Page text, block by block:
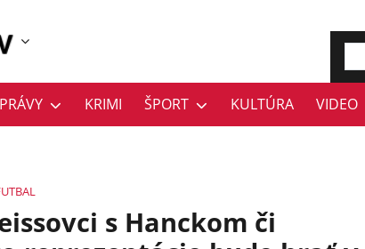
KRIMI ŠPORT KULTÚRA VIDEO
s Hanckom či